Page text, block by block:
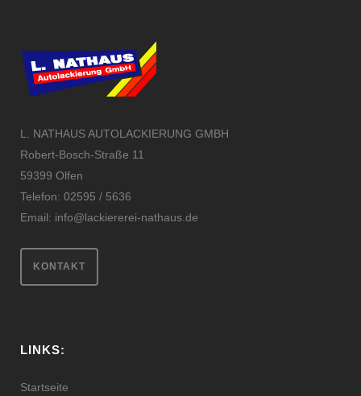
L. NATHAUS AUTOLACKIERUNG GMBH
Robert-Bosch-Straße 11
59399 Olfen
Telefon: 02595 / 5636
Email: info@lackiererei-nathaus.de
KONTAKT
LINKS:
Startseite